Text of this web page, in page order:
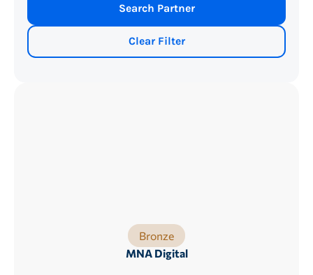
Clear Filter
Bronze
MNA Digital